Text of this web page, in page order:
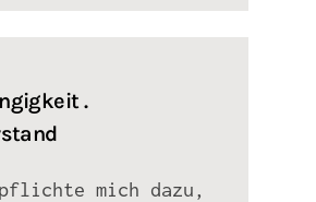
.
mich dazu,